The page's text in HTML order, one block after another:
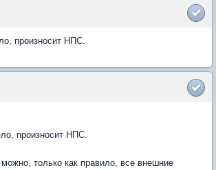
произносит НПС.
произносит НПС.
можно, только как правило, все внешние